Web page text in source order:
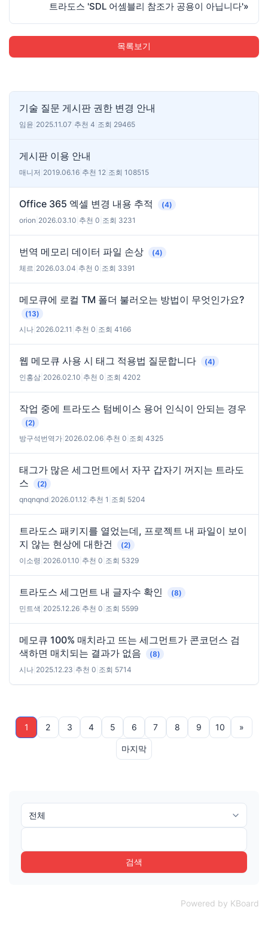
트라도스 'SDL 어셈블리 참조가 공용이 아닙니다'»
목록보기
기술 질문 게시판 권한 변경 안내
임윤 2025.11.07 추천 4 조회 29465
게시판 이용 안내
매니저 2019.06.16 추천 12 조회 108515
Office 365 엑셀 변경 내용 추적
(4)
orion 2026.03.10 추천 0 조회 3231
번역 메모리 데이터 파일 손상
(4)
체르 2026.03.04 추천 0 조회 3391
메모큐에 로컬 TM 폴더 불러오는 방법이 무엇인가요?
(13)
시나 2026.02.11 추천 0 조회 4166
웹 메모큐 사용 시 태그 적용법 질문합니다
(4)
인홍삼 2026.02.10 추천 0 조회 4202
작업 중에 트라도스 텀베이스 용어 인식이 안되는 경우
(2)
방구석번역가 2026.02.06 추천 0 조회 4325
태그가 많은 세그먼트에서 자꾸 갑자기 꺼지는 트라도
스
(2)
qnqnqnd 2026.01.12 추천 1 조회 5204
트라도스 패키지를 열었는데, 프로젝트 내 파일이 보이
지 않는 현상에 대한건
(2)
이소령 2026.01.10 추천 0 조회 5329
트라도스 세그먼트 내 글자수 확인
(8)
민트색 2025.12.26 추천 0 조회 5599
메모큐 100% 매치라고 뜨는 세그먼트가 콘코던스 검
색하면 매치되는 결과가 없음
(8)
시나 2025.12.23 추천 0 조회 5714
1 2 3 4 5 6 7 8 9 10 »
마지막
검색
Powered by KBoard